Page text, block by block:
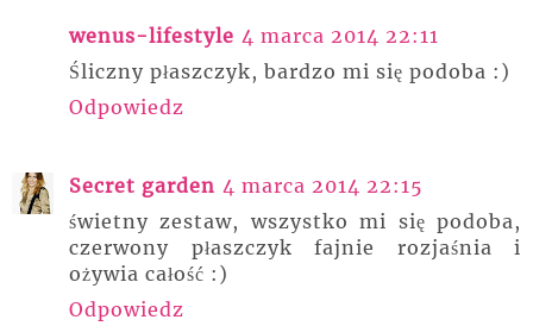
wenus-lifestyle 4 marca 2014 22:11
Śliczny płaszczyk, bardzo mi się podoba :)
Odpowiedz
Secret garden 4 marca 2014 22:15
świetny zestaw, wszystko mi się podoba,
czerwony płaszczyk fajnie rozjaśnia i
ożywia całość :)
Odpowiedz